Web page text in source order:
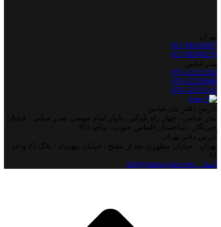
021-88343667
021-88346235
076-32221283
076-32220086
076-32221145
ایمیل : info@ariana-jam.com